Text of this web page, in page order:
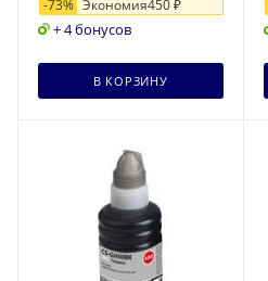
-73% Экономия450₽
+ 4 бонусов
В КОРЗИНУ